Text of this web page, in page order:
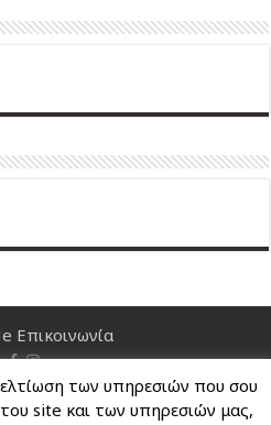
Επικοινωνία
2026, All Rights Reserved
των υπηρεσιών που σου
site και των υπηρεσιών μας,